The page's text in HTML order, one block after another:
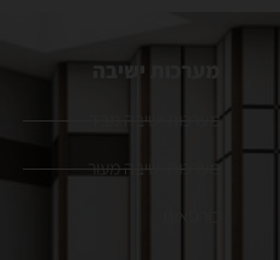
מערכות ישיבה
מערכות ישיבה מבד
מערכות ישיבה מעור
כורסאות